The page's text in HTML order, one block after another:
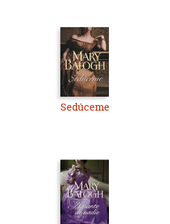
Sedúceme